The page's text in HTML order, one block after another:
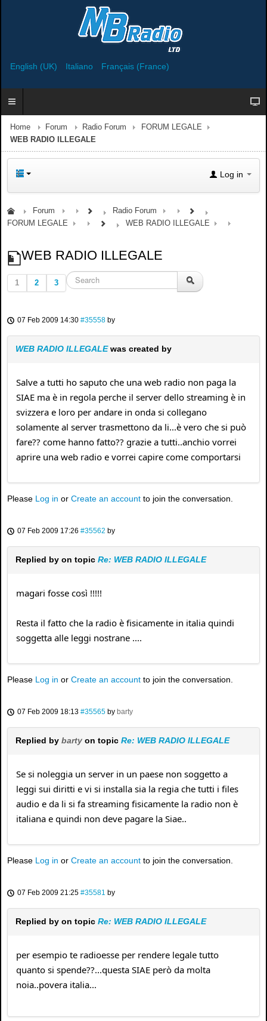
English (UK) Italiano Français (France)
Home Forum Radio Forum
FORUM LEGALE
WEB RADIO ILLEGALE
Log in
Forum
Radio Forum
FORUM LEGALE
WEB RADIO ILLEGALE
WEB RADIO ILLEGALE
1 2 3
07 Feb 2009 14:30 #35558 by
WEB RADIO ILLEGALEwas created by
Salve a tutti ho saputo che una web radio non paga la
SIAE ma è in regola perche il server dello streaming è in
svizzera e loro per andare in onda si collegano
solamente al server trasmettono da li...è vero che si può
fare?? come hanno fatto?? grazie a tutti..anchio vorrei
aprire una web radio e vorrei capire come comportarsi
Please Log in or Create an account to join the conversation.
07 Feb 2009 17:26 #35562 by
Replied by on topic Re: WEB RADIO ILLEGALE
magari fosse così !!!!!
Resta il fatto che la radio è fisicamente in italia quindi
soggetta alle leggi nostrane ....
Please Log in or Create an account to join the conversation.
07 Feb 2009 18:13 #35565 by barty
Replied by barty on topic Re: WEB RADIO ILLEGALE
Se si noleggia un server in un paese non soggetto a
leggi sui diritti e vi si installa sia la regia che tutti i files
audio e da li si fa streaming fisicamente la radio non è
italiana e quindi non deve pagare la Siae..
Please Log in or Create an account to join the conversation.
07 Feb 2009 21:25 #35581 by
Replied by on topic Re: WEB RADIO ILLEGALE
per esempio te radioesse per rendere legale tutto
quanto si spende??...questa SIAE però da molta
noia..povera italia...